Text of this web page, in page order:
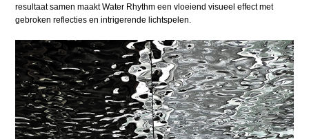
resultaat samen maakt Water Rhythm een vloeiend visueel effect met
gebroken reflecties en intrigerende lichtspelen.